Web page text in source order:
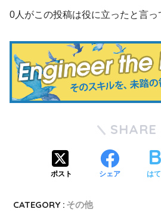
0人がこの投稿は役に立ったと言っ
SHARE
ポスト シェア は
CATEGORY : その他